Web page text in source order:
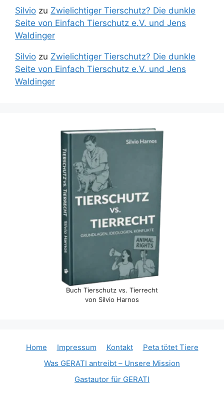
Silvio zu Zwielichtiger Tierschutz? Die dunkle
Seite von Einfach Tierschutz e.V. und Jens
Waldinger
Silvio zu Zwielichtiger Tierschutz? Die dunkle
Seite von Einfach Tierschutz e.V. und Jens
Waldinger
Buch Tierschutz vs. Tierrecht
von Silvio Harnos
Home Impressum Kontakt
Peta tötet Tiere
Was GERATI antreibt – Unsere Mission
Gastautor für GERATI